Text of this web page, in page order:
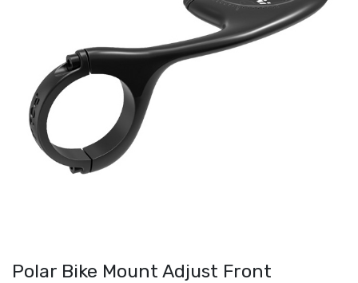
Polar Bike Mount Adjust Front